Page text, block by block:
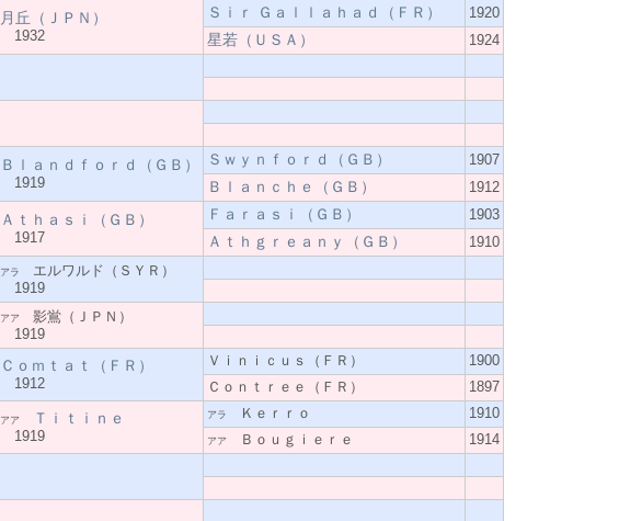
月丘（ＪＰＮ）
1932
Ｓｉｒ Ｇａｌｌａｈａｄ（ＦＲ） 1920
星若（ＵＳＡ） 1924
Ｂｌａｎｄｆｏｒｄ（ＧＢ）
1919
Ｓｗｙｎｆｏｒｄ（ＧＢ） 1907
Ｂｌａｎｃｈｅ（ＧＢ） 1912
Ａｔｈａｓｉ（ＧＢ）
1917
Ｆａｒａｓｉ（ＧＢ） 1903
Ａｔｈｇｒｅａｎｙ（ＧＢ） 1910
アラ エルワルド（ＳＹＲ）
1919
アア 影鴬（ＪＰＮ）
1919
Ｃｏｍｔａｔ（ＦＲ）
1912
Ｖｉｎｉｃｕｓ（ＦＲ）
1900
Ｃｏｎｔｒｅｅ（ＦＲ）
1897
アア Ｔｉｔｉｎｅ
1919
アラ Ｋｅｒｒｏ 1910
アア Ｂｏｕｇｉｅｒｅ 1914